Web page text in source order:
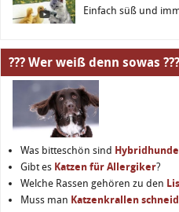
Einfach süß und
??? Wer weiß denn sowas ???
Was bitteschön sind Hybridhunde
Gibt es Katzen für Allergiker?
Welche Rassen gehören zu den
Muss man Katzenkrallen